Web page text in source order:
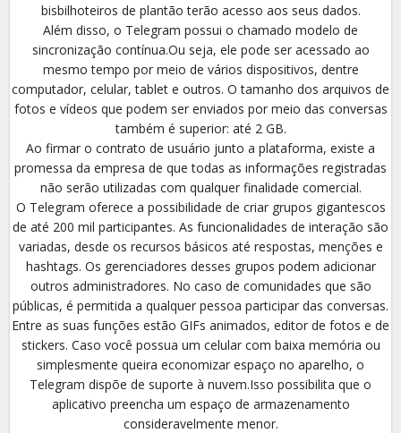
bisbilhoteiros de plantão terão acesso aos seus dados.
Além disso, o Telegram possui o chamado modelo de
sincronização contínua.Ou seja, ele pode ser acessado ao
mesmo tempo por meio de vários dispositivos, dentre
computador, celular, tablet e outros. O tamanho dos arquivos de
fotos e vídeos que podem ser enviados por meio das conversas
também é superior: até 2 GB.
Ao firmar o contrato de usuário junto a plataforma, existe a
promessa da empresa de que todas as informações registradas
não serão utilizadas com qualquer finalidade comercial.
O Telegram oferece a possibilidade de criar grupos gigantescos
de até 200 mil participantes. As funcionalidades de interação são
variadas, desde os recursos básicos até respostas, menções e
hashtags. Os gerenciadores desses grupos podem adicionar
outros administradores. No caso de comunidades que são
públicas, é permitida a qualquer pessoa participar das conversas.
Entre as suas funções estão GIFs animados, editor de fotos e de
stickers. Caso você possua um celular com baixa memória ou
simplesmente queira economizar espaço no aparelho, o
Telegram dispõe de suporte à nuvem.Isso possibilita que o
aplicativo preencha um espaço de armazenamento
consideravelmente menor.